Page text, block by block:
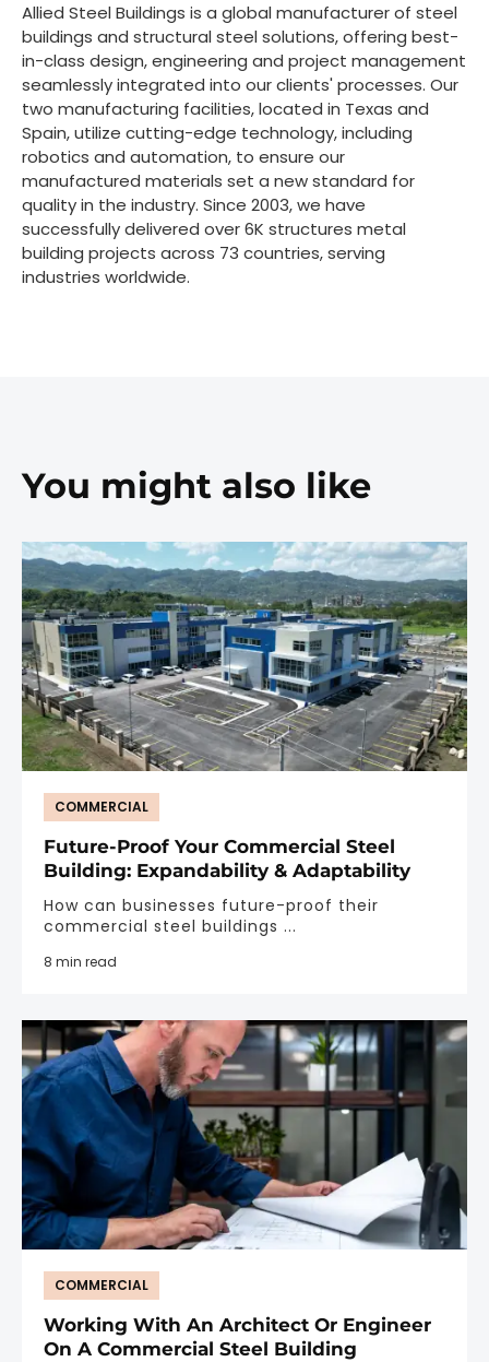
Allied Steel Buildings is a global manufacturer of steel
buildings and structural steel solutions, offering best-
in-class design, engineering and project management
seamlessly integrated into our clients' processes. Our
two manufacturing facilities, located in Texas and
Spain, utilize cutting-edge technology, including
robotics and automation, to ensure our
manufactured materials set a new standard for
quality in the industry. Since 2003, we have
successfully delivered over 6K structures metal
building projects across 73 countries, serving
industries worldwide.
You might also like
COMMERCIAL
Future-Proof Your Commercial Steel
Building: Expandability & Adaptability
How can businesses future-proof their
commercial steel buildings ...
8 min read
COMMERCIAL
Working With An Architect Or Engineer
On A Commercial Steel Building